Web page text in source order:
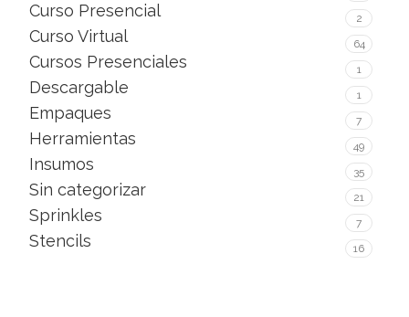
Curso Presencial 2
Curso Virtual 64
Cursos Presenciales 1
Descargable 1
Empaques 7
Herramientas 49
Insumos 35
Sin categorizar 21
Sprinkles 7
Stencils 16